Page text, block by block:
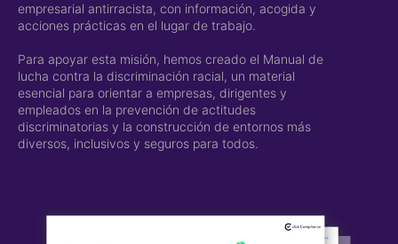
empresarial antirracista, con información, acogida y
acciones prácticas en el lugar de trabajo.
Para apoyar esta misión, hemos creado el Manual de
lucha contra la discriminación racial, un material
esencial para orientar a empresas, dirigentes y
empleados en la prevención de actitudes
discriminatorias y la construcción de entornos más
diversos, inclusivos y seguros para todos.